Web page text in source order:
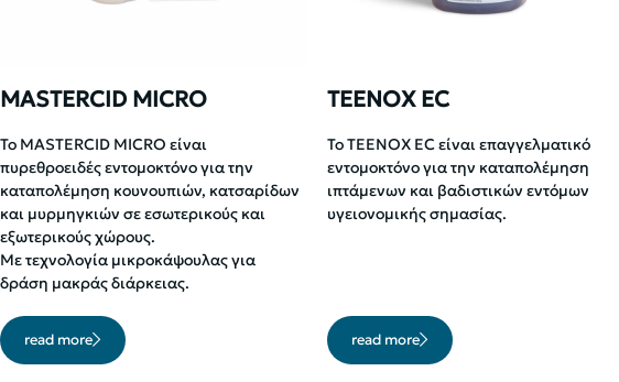
MASTERCID MICRO
Το MASTERCID MICRO είναι
πυρεθροειδές εντομοκτόνο για την
καταπολέμηση κουνουπιών, κατσαρίδων
και μυρμηγκιών σε εσωτερικούς και
εξωτερικούς χώρους.
Με τεχνολογία μικροκάψουλας για
δράση μακράς διάρκειας.
read more
TEENOX EC
Το TEENOX EC είναι επαγγελματικό
εντομοκτόνο για την καταπολέμηση
ιπτάμενων και βαδιστικών εντόμων
υγειονομικής σημασίας.
read more